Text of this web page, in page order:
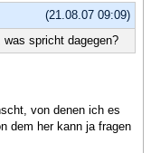
(21.08.07 09:09)
spricht dagegen?
von denen ich es
dem her kann ja fragen